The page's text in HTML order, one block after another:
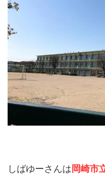
しばゆーさんは岡崎市